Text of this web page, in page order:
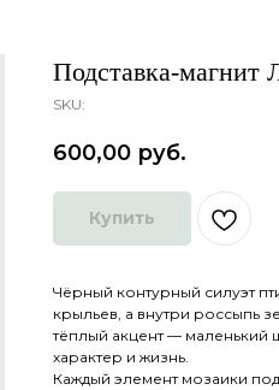
Подставка-магнит
SKU:
600,00 руб.
Купить
Чёрный контурный силуэт
крыльев, а внутри россыпь
тёплый акцент — маленький
характер и жизнь.
Каждый элемент мозаики